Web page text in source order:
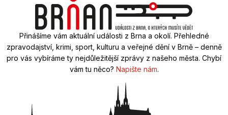
Přinášíme vám aktuální události z Brna a okolí. Přehledné
zpravodajství, krimi, sport, kulturu a veřejné dění v Brně – denně
pro vás vybíráme ty nejdůležitější zprávy z našeho města. Chybí
vám tu něco? Napište nám.